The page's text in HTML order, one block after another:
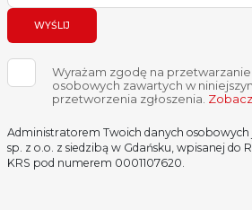
WYŚLIJ
Wyrażam zgodę na
osobowych zawartych w
przetworzenia zgłoszenia.
Administratorem Twoich danych osobowych
sp. z o.o. z siedzibą w Gdańsku, wpisanej do
KRS pod numerem 0001107620.